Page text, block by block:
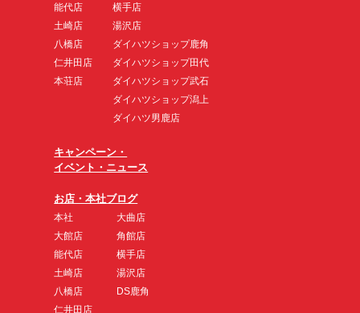
能代店
土崎店
八橋店
仁井田店
本荘店
横手店
湯沢店
ダイハツショップ鹿角
ダイハツショップ田代
ダイハツショップ武石
ダイハツショップ潟上
ダイハツ男鹿店
キャンペーン・
イベント・ニュース
お店・本社ブログ
本社
大館店
能代店
土崎店
八橋店
仁井田店
大曲店
角館店
横手店
湯沢店
DS鹿角